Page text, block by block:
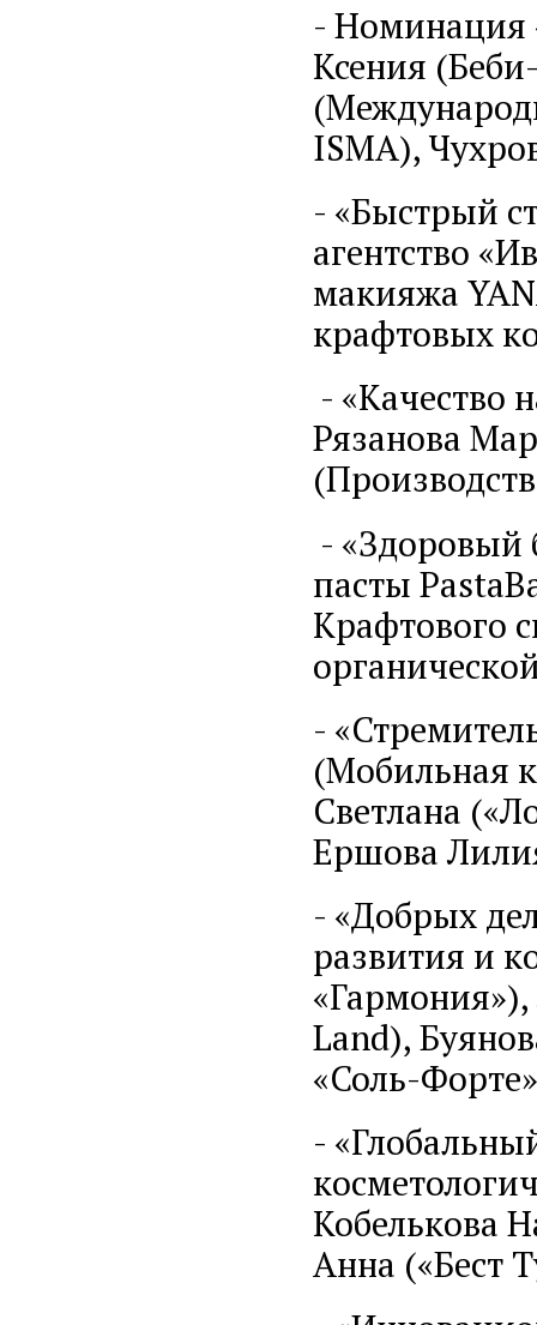
- Номинация
Ксения
ISMA),
- «Быстрый
агентство
макияжа
крафтовых
- «Качество
Рязанова
- «Здоровый
пасты
Крафтового
-
(Мобильная
Светлана
Ершова
- «Добрых
развития и
Land),
«Соль-
-
Кобелькова
Анна («Бест